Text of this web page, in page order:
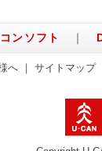
ンソフト ｜
へ ｜サイトマップ